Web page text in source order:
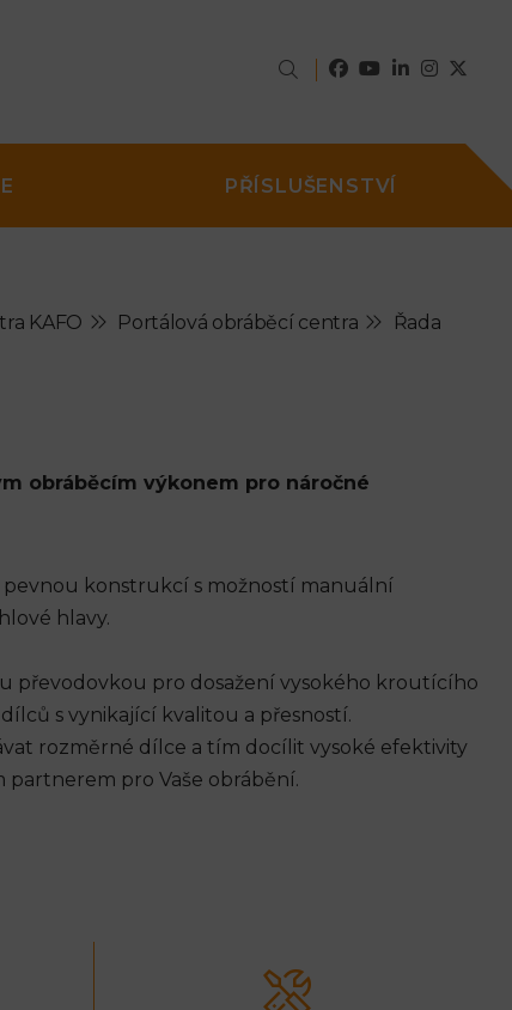
PŘÍSLUŠENSTVÍ
KAFO Portálová obráběcí centra
Řada
obráběcím výkonem pro náročné
pevnou konstrukcí s možností manuální
hlavy.
převodovkou pro dosažení vysokého kroutícího
s vynikající kvalitou a přesností.
rozměrné dílce a tím docílit vysoké efektivity
pro Vaše obrábění.